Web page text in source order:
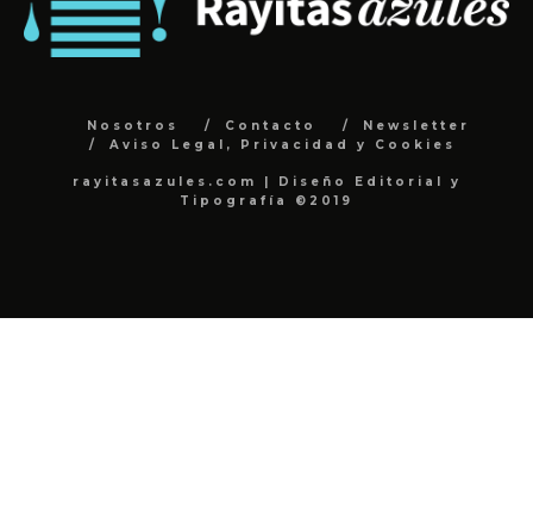
Nosotros Contacto
Newsletter
Aviso Legal, Privacidad y Cookies
rayitasazules.com | Diseño Editorial y
Tipografía ©2019